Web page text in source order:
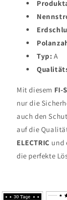
Typ: A
Mit diesem FI-
nur die
auch den
auf die
ELECTRIC und
die perfekte